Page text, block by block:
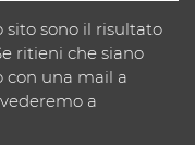
sito sono il risultato
ritieni che siano
con una mail a
a